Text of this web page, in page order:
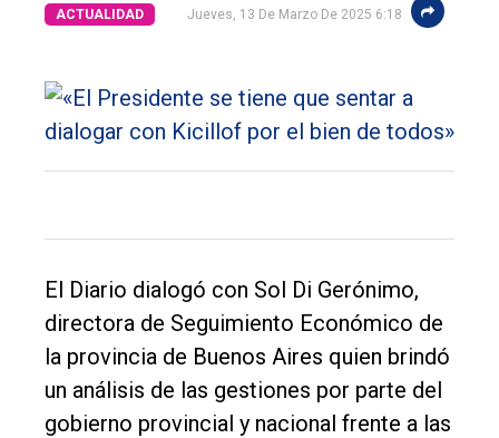
ACTUALIDAD Jueves, 13 De Marzo De 2025 6:18
El Diario dialogó con Sol Di Gerónimo,
directora de Seguimiento Económico de
la provincia de Buenos Aires quien brindó
un análisis de las gestiones por parte del
gobierno provincial y nacional frente a las